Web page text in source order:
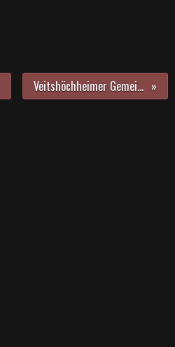
Veitshöchheimer Gemeinderat verabschiedete Leitbild